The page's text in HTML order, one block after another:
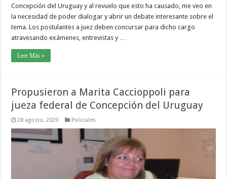
Concepción del Uruguay y al revuelo que esto ha causado, me veo en
la necesidad de poder dialogar y abrir un debate interesante sobre el
tema. Los postulantes a juez deben concursar para dicho cargo
atravesando exámenes, entrevistas y …
Leer Más »
Propusieron a Marita Caccioppoli para
jueza federal de Concepción del Uruguay
28 agosto, 2020 Policiales